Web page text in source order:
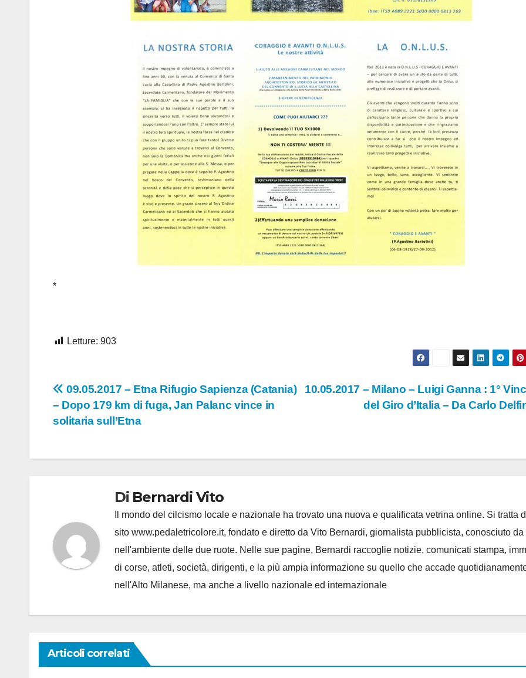
*
Letture: 903
Navigazione
articoli
10.05.2017 – Milano – Luigi Ganna : 1°
del Giro d’Italia – Da Carlo
09.05.2017 – Etna Rifugio Sapienza (Catania)
– Dopo 179 km di fuga, Jan Palanc vince in
solitaria sull’Etna
Di Bernardi Vito
Il mondo del cilcismo locale e nazionale ha trovato una nuova e qualificata vetrina online. Si tratta
sito www.pedaletricolore.it, fondato e diretto da Vito Bernardi, giornalista pubblicista, conosciuto da
nell'ambiente delle due ruote. Nelle sue pagine, Bernardi raccoglie notizie, comunicati stampa,
di corse, atleti, società, dirigenti, e la più ampia informazione su quello che accade
nell'Alto Milanese, ma anche a livello nazionale ed internazionale
Articoli correlati